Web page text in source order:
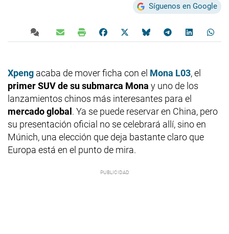
Síguenos en Google
Xpeng acaba de mover ficha con el Mona L03, el
primer SUV de su submarca Mona y uno de los
lanzamientos chinos más interesantes para el
mercado global . Ya se puede reservar en China, pero
su presentación oficial no se celebrará allí, sino en
Múnich, una elección que deja bastante claro que
Europa está en el punto de mira.